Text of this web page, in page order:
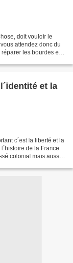
doit vouloir le
attendez donc du
les bourdes et
et la
c´est la liberté et la
de la France
colonial mais aussi